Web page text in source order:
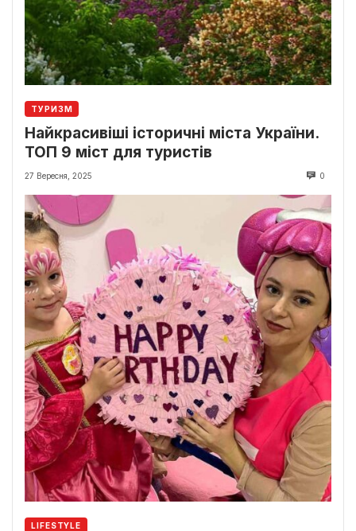
ТУРИЗМ
Найкрасивіші історичні міста України.
ТОП 9 міст для туристів
27 Вересня, 2025 0
LIFESTYLE